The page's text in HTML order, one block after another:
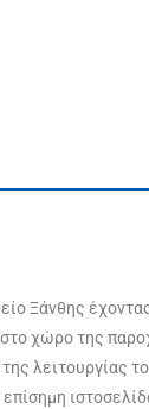
Ξάνθης
στο χώρο της
λειτουργίας